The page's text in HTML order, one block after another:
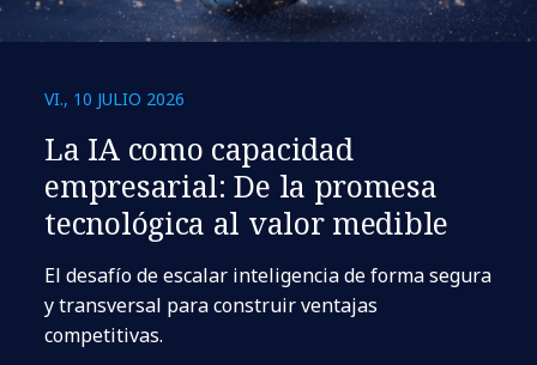
VI., 10 JULIO 2026
La IA como capacidad
empresarial: De la promesa
tecnológica al valor medible
El desafío de escalar inteligencia de forma segura
y transversal para construir ventajas
competitivas.